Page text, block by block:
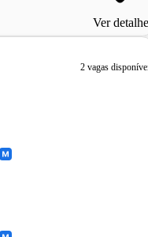
Ver
2 vagas